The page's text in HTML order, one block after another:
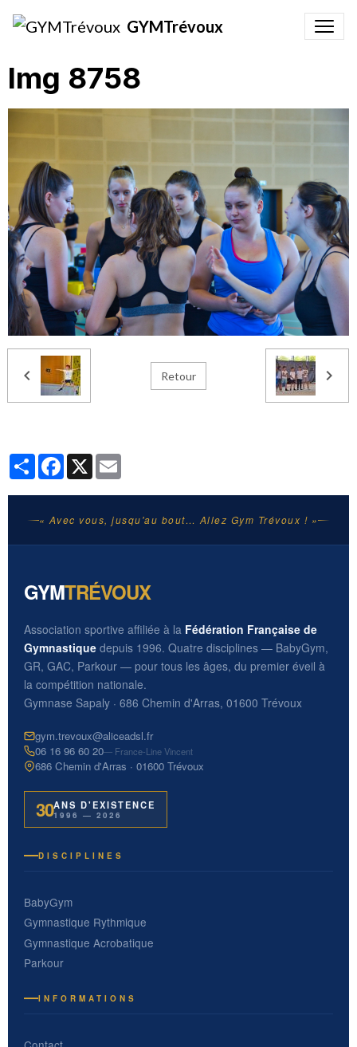
GYMTrévoux
Img 8758
Retour
PartagerFacebook
X
« Avec vous, jusqu'au bout… Allez Gym Trévoux ! »
GYMTRÉVOUX
Association sportive affiliée à la Fédération Française de
Gymnastique depuis 1996. Quatre disciplines — BabyGym,
GR, GAC, Parkour — pour tous les âges, du premier éveil à
la compétition nationale.
Gymnase Sapaly · 686 Chemin d'Arras, 01600 Trévoux
gym.trevoux@aliceadsl.fr
06 16 96 60 20— France-Line Vincent
686 Chemin d'Arras · 01600 Trévoux
30ANS D'EXISTENCE
1996 — 2026
DISCIPLINES
BabyGym
Gymnastique Rythmique
Gymnastique Acrobatique
Parkour
INFORMATIONS